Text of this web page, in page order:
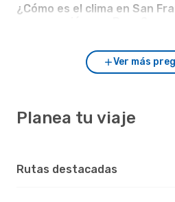
¿Cómo es el clima en San
Ver más
Planea tu viaje
Rutas destacadas